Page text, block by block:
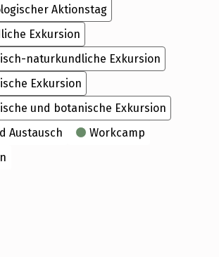
Aktionstag
Exkursion
naturkundliche Exkursion
Exkursion
und botanische Exkursion
Austausch
Workcamp